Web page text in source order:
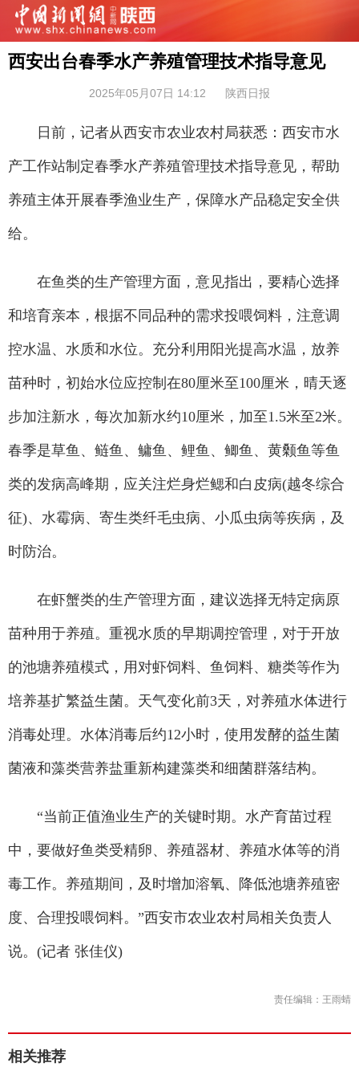
西安出台春季水产养殖管理技术指导意见
2025年05月07日 14:12 陕西日报
日前，记者从西安市农业农村局获悉：西安市水
产工作站制定春季水产养殖管理技术指导意见，帮助
养殖主体开展春季渔业生产，保障水产品稳定安全供
给。
在鱼类的生产管理方面，意见指出，要精心选择
和培育亲本，根据不同品种的需求投喂饲料，注意调
控水温、水质和水位。充分利用阳光提高水温，放养
苗种时，初始水位应控制在80厘米至100厘米，晴天逐
步加注新水，每次加新水约10厘米，加至1.5米至2米。
春季是草鱼、鲢鱼、鳙鱼、鲤鱼、鲫鱼、黄颡鱼等鱼
类的发病高峰期，应关注烂身烂鳃和白皮病(越冬综合
征)、水霉病、寄生类纤毛虫病、小瓜虫病等疾病，及
时防治。
在虾蟹类的生产管理方面，建议选择无特定病原
苗种用于养殖。重视水质的早期调控管理，对于开放
的池塘养殖模式，用对虾饲料、鱼饲料、糖类等作为
培养基扩繁益生菌。天气变化前3天，对养殖水体进行
消毒处理。水体消毒后约12小时，使用发酵的益生菌
菌液和藻类营养盐重新构建藻类和细菌群落结构。
“当前正值渔业生产的关键时期。水产育苗过程
中，要做好鱼类受精卵、养殖器材、养殖水体等的消
毒工作。养殖期间，及时增加溶氧、降低池塘养殖密
度、合理投喂饲料。”西安市农业农村局相关负责人
说。(记者 张佳仪)
责任编辑：王雨蜻
相关推荐